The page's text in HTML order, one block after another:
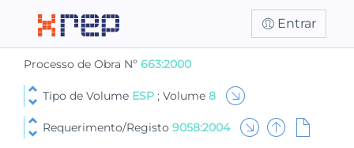
Entrar
Processo de Obra Nº 663:2000
Tipo de Volume ESP ; Volume 8
Requerimento/Registo 9058:2004